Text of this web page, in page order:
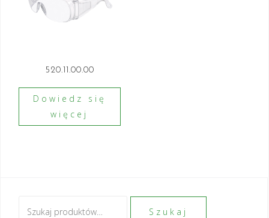
520.11.00.00
Dowiedz się
więcej
Szukaj